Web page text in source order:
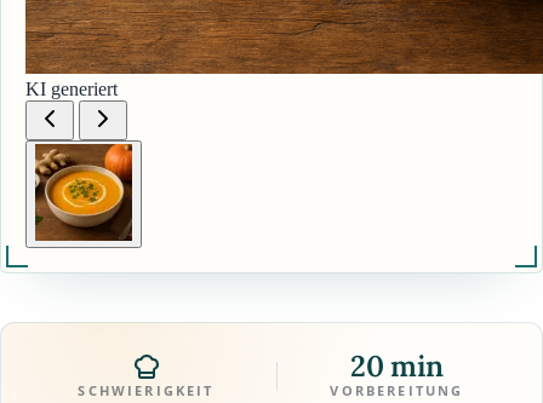
KI generiert
SCHWIERIGKEIT
20 min
VORBEREITUNG